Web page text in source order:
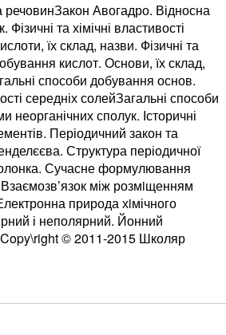
речовинЗакон Авогадро. Відносна
та хімічні властивості
їх склад, назви. Фізичні та
кислот. Основи, їх склад,
способи добування основ.
середніх солейЗагальні способи
неорганічних сполук. Історичні
Періодичний закон та
Структура періодичної
Сучасне формулювання
Взаємозв’язок між розмiщенням
природа хiмічного
і неполярний. Йонний
Copy\right © 2011-2015 Школяр